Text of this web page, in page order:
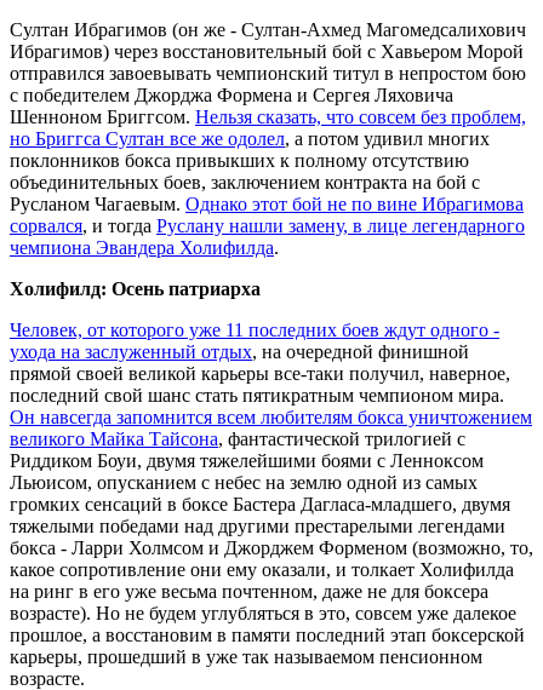
Султан Ибрагимов (он же - Султан-Ахмед Магомедсалихович
Ибрагимов) через восстановительный бой с Хавьером Морой
отправился завоевывать чемпионский титул в непростом бою
с победителем Джорджа Формена и Сергея Ляховича
Шенноном Бриггсом. Нельзя сказать, что совсем без проблем,
но Бриггса Султан все же одолел, а потом удивил многих
поклонников бокса привыкших к полному отсутствию
объединительных боев, заключением контракта на бой с
Русланом Чагаевым. Однако этот бой не по вине Ибрагимова
сорвался, и тогда Руслану нашли замену, в лице легендарного
чемпиона Эвандера Холифилда.
Холифилд: Осень патриарха
Человек, от которого уже 11 последних боев ждут одного -
ухода на заслуженный отдых, на очередной финишной
прямой своей великой карьеры все-таки получил, наверное,
последний свой шанс стать пятикратным чемпионом мира.
Он навсегда запомнится всем любителям бокса уничтожением
великого Майка Тайсона, фантастической трилогией с
Риддиком Боуи, двумя тяжелейшими боями с Ленноксом
Льюисом, опусканием с небес на землю одной из самых
громких сенсаций в боксе Бастера Дагласа-младшего, двумя
тяжелыми победами над другими престарелыми легендами
бокса - Ларри Холмсом и Джорджем Форменом (возможно, то,
какое сопротивление они ему оказали, и толкает Холифилда
на ринг в его уже весьма почтенном, даже не для боксера
возрасте). Но не будем углубляться в это, совсем уже далекое
прошлое, а восстановим в памяти последний этап боксерской
карьеры, прошедший в уже так называемом пенсионном
возрасте.